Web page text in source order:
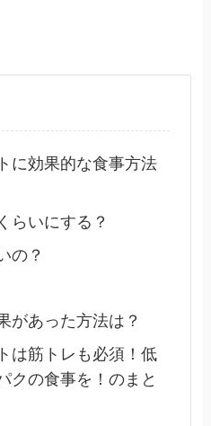
に効果的な食事方法
らいにする？
の？
があった方法は？
は筋トレも必須！低
クの食事を！のまと